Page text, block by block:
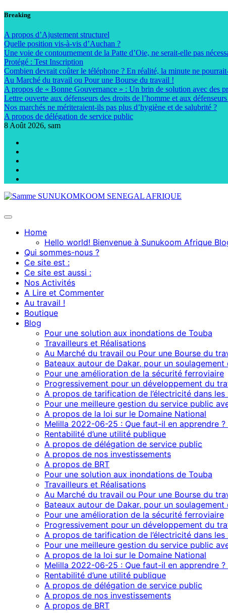
Skip
content
Breaking
A propos d’Ajustement structurel
Quelle position vis-à-vis d’Auchan ?
Une voie de contournement de la Patte d’Oie, ne serait-elle pas
Protégé : Test Inscription
Combien devrait coûter le téléphone ? En réalité, la minute ne
Au Marché du travail ou Pour une Bourse du travail !
A propos de « Bonne Gouvernance » : Un brin de solution avec des
Lettre ouverte aux défenseurs des droits de l’homme et aux
Nos marchés ne mériteraient-ils pas plus d’hygiène et de salubrité ?
A propos de délégation de service public
8 Août 2026, sam
Home
Hello world! Bienvenue à Sunukoom Afrique
Qui sommes-nous ?
Ce site est :
Ce site est aussi :
Nos Activités
A Lire et Commenter
Au travail !
Boutique
Blog
Pour une solution aux inondations de Touba
Travailleurs et Réalisations
Au Marché du travail ou Pour une Bourse du
Bateaux autour de Dakar, pour un
Pour une amélioration de la sécurité ferroviaire
Progressivement pour un développement du
A propos de tarification de l’électricité dans les
Pour une meilleure gestion du service public
A propos de la loi sur le Domaine National
Melilla 2022-06-25 : Que faut-il en apprendre
Rentabilité d’une utilité publique
A propos de délégation de service public
A propos de nos investissements
A propos de BRT
Pour une solution aux inondations de Touba
Travailleurs et Réalisations
Au Marché du travail ou Pour une Bourse du
Bateaux autour de Dakar, pour un
Pour une amélioration de la sécurité ferroviaire
Progressivement pour un développement du
A propos de tarification de l’électricité dans les
Pour une meilleure gestion du service public
A propos de la loi sur le Domaine National
Melilla 2022-06-25 : Que faut-il en apprendre
Rentabilité d’une utilité publique
A propos de délégation de service public
A propos de nos investissements
A propos de BRT